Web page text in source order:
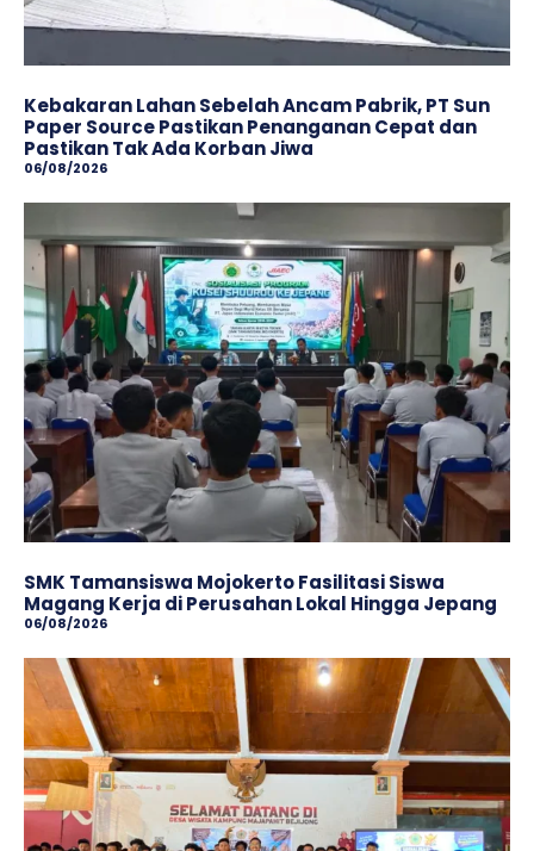
Kebakaran Lahan Sebelah Ancam Pabrik, PT Sun
Paper Source Pastikan Penanganan Cepat dan
Pastikan Tak Ada Korban Jiwa
06/08/2026
SMK Tamansiswa Mojokerto Fasilitasi Siswa
Magang Kerja di Perusahan Lokal Hingga Jepang
06/08/2026